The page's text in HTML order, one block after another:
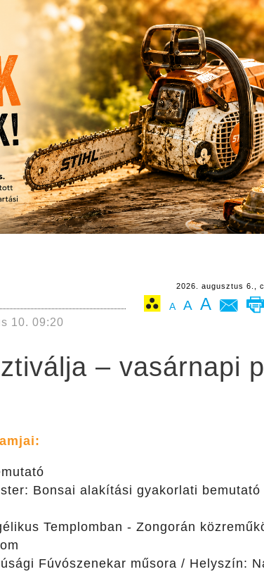
2026. augusztus 6.,
A A A
10. 09:20
– vasárnapi
Bonsai alakítási gyakorlati
Templomban - Zongorán
Fúvószenekar műsora / Helyszín: